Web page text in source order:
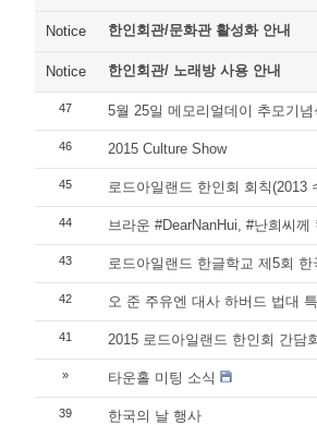
Notice 한인회관/문화관 활성화 안내
Notice 한인회관/ 노래방 사용 안내
47 5월 25일 메모리얼데이 추모기념
46 2015 Culture Show
45 로드아일랜드 한인회 회칙(2013
44 브라운 #DearNanHui, #난희씨께
43 로드아일랜드 한글학교 제5회
42 오 준 주유엔 대사 하버드 법대
41 2015 로드아일랜드 한인회 간담
» 타운홀 미팅 소식
39 한국의 날 행사